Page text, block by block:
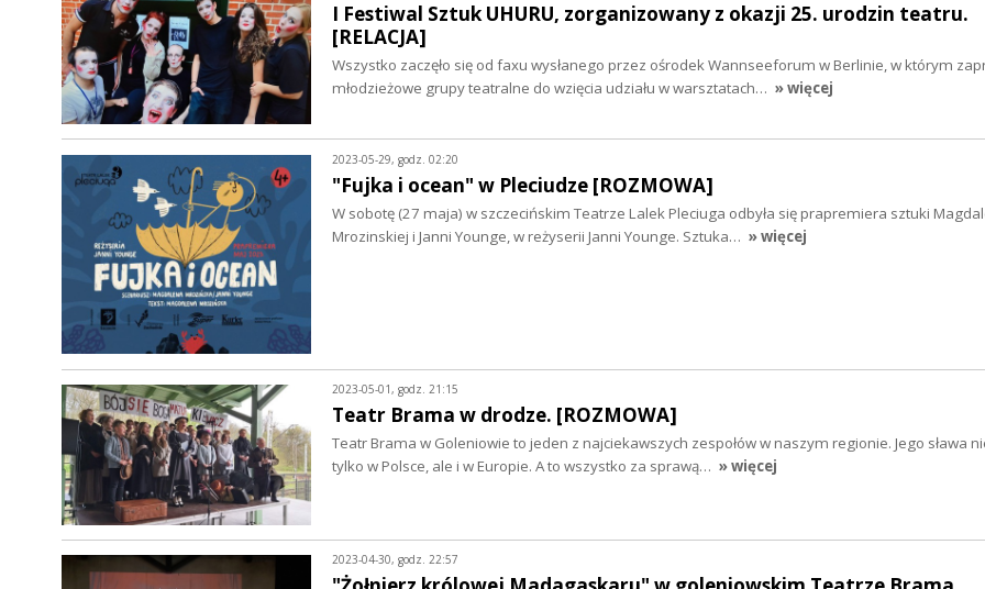
I Festiwal Sztuk UHURU, zorganizowany z okazji 25. urodzin teatru.
[RELACJA]
Wszystko zaczęło się od faxu wysłanego przez ośrodek Wannseeforum w Berlinie, w którym
młodzieżowe grupy teatralne do wzięcia udziału w warsztatach… » więcej
2023-05-29, godz. 02:20
"Fujka i ocean" w Pleciudze [ROZMOWA]
W sobotę (27 maja) w szczecińskim Teatrze Lalek Pleciuga odbyła się prapremiera sztuki
Mrozinskiej i Janni Younge, w reżyserii Janni Younge. Sztuka… » więcej
2023-05-01, godz. 21:15
Teatr Brama w drodze. [ROZMOWA]
Teatr Brama w Goleniowie to jeden z najciekawszych zespołów w naszym regionie. Jego sława
tylko w Polsce, ale i w Europie. A to wszystko za sprawą… » więcej
2023-04-30, godz. 22:57